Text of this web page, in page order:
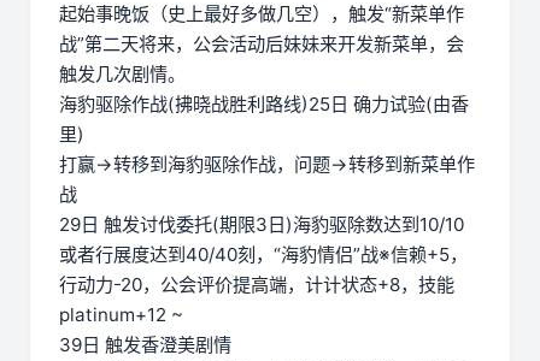
起始事晚饭（史上最好多做几空），触发“新菜单作
战”第二天将来，公会活动后妹妹来开发新菜单，会
触发几次剧情。
海豹驱除作战(拂晓战胜利路线)25日 确力试验(由香
里)
打赢→转移到海豹驱除作战，问题→转移到新菜单作
战
29日 触发讨伐委托(期限3日)海豹驱除数达到10/10
或者行展度达到40/40刻，“海豹情侣”战※信赖+5，
行动力-20，公会评价提高端，计计状态+8，技能
platinum+12 ~
39日 触发香澄美剧情